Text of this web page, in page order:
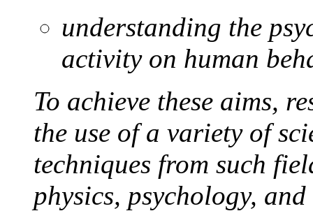
understanding the
activity on human
To achieve these aims,
the use of a variety of
techniques from such
physics, psychology,